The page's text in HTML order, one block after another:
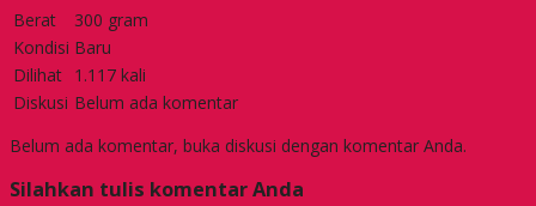
Berat
300 gram
Kondisi Baru
Dilihat 1.117 kali
Diskusi Belum ada komentar
Belum ada komentar, buka diskusi dengan komentar Anda.
Silahkan tulis komentar Anda